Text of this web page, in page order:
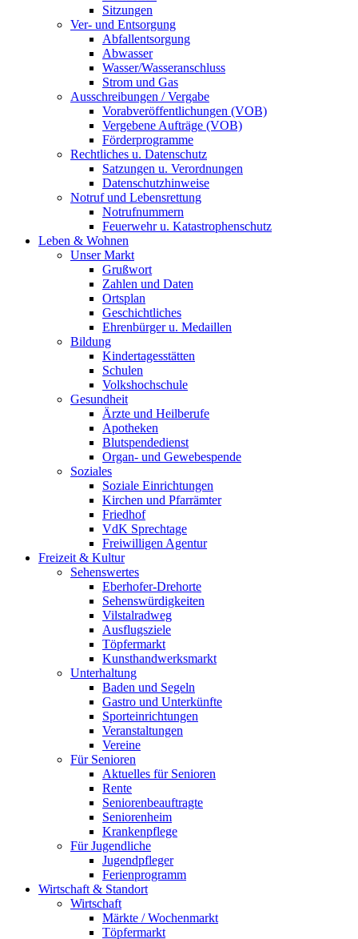
Sitzungen
Ver- und Entsorgung
Abfallentsorgung
Abwasser
Wasser/Wasseranschluss
Strom und Gas
Ausschreibungen / Vergabe
Vorabveröffentlichungen (VOB)
Vergebene Aufträge (VOB)
Förderprogramme
Rechtliches u. Datenschutz
Satzungen u. Verordnungen
Datenschutzhinweise
Notruf und Lebensrettung
Notrufnummern
Feuerwehr u. Katastrophenschutz
Leben & Wohnen
Unser Markt
Grußwort
Zahlen und Daten
Ortsplan
Geschichtliches
Ehrenbürger u. Medaillen
Bildung
Kindertagesstätten
Schulen
Volkshochschule
Gesundheit
Ärzte und Heilberufe
Apotheken
Blutspendedienst
Organ- und Gewebespende
Soziales
Soziale Einrichtungen
Kirchen und Pfarrämter
Friedhof
VdK Sprechtage
Freiwilligen Agentur
Freizeit & Kultur
Sehenswertes
Eberhofer-Drehorte
Sehenswürdigkeiten
Vilstalradweg
Ausflugsziele
Töpfermarkt
Kunsthandwerksmarkt
Unterhaltung
Baden und Segeln
Gastro und Unterkünfte
Sporteinrichtungen
Veranstaltungen
Vereine
Für Senioren
Aktuelles für Senioren
Rente
Seniorenbeauftragte
Seniorenheim
Krankenpflege
Für Jugendliche
Jugendpfleger
Ferienprogramm
Wirtschaft & Standort
Wirtschaft
Märkte / Wochenmarkt
Töpfermarkt